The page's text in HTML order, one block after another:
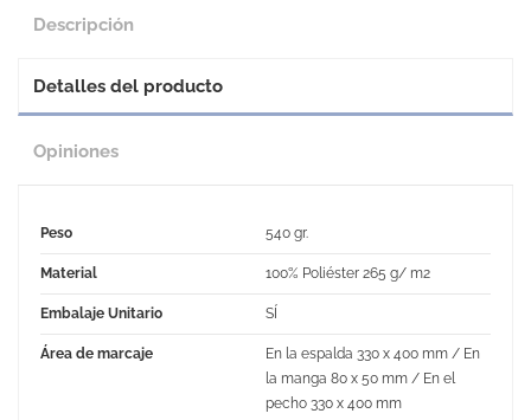
Descripción
Detalles del producto
Opiniones
Peso 540 gr.
Material 100% Poliéster 265 g/ m2
Embalaje Unitario SÍ
Área de marcaje
En la espalda 330 x 400 mm / En
la manga 80 x 50 mm / En el
pecho 330 x 400 mm